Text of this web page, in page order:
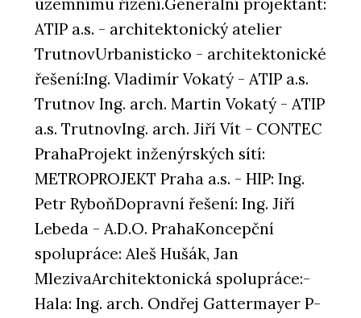
územnímu řízení.Generální projektant:
ATIP a.s. - architektonický atelier
TrutnovUrbanisticko - architektonické
řešení:Ing. Vladimír Vokatý - ATIP a.s.
Trutnov Ing. arch. Martin Vokatý - ATIP
a.s. TrutnovIng. arch. Jiří Vít - CONTEC
PrahaProjekt inženýrských sítí:
METROPROJEKT Praha a.s. - HIP: Ing.
Petr RyboňDopravní řešení: Ing. Jiří
Lebeda - A.D.O. PrahaKoncepční
spolupráce: Aleš Hušák, Jan
MlezivaArchitektonická spolupráce:-
Hala: Ing. arch. Ondřej Gattermayer P-